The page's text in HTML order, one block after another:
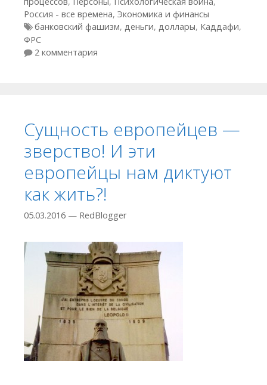
Россия - все времена, Экономика и финансы
Метки
банковский фашизм, деньги, доллары, Каддафи,
ФРС
2 комментария
Сущность европейцев —
зверство! И эти
европейцы нам диктуют
как жить?!
05.03.2016 — RedBlogger